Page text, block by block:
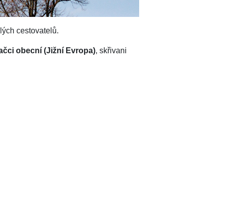
cestovatelů.
obecní (Jižní Evropa), skřivani